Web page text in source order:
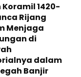
Koramil 1420-
Rijang
Menjaga
di
dalam
Banjir